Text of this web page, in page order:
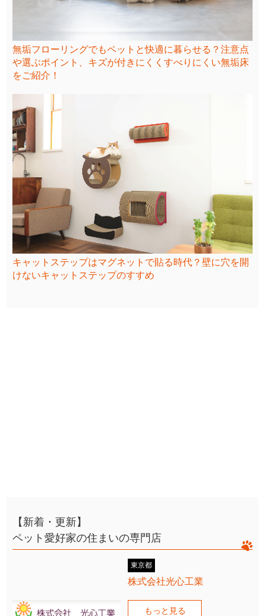
無垢フローリングでもペットと快適に暮らせる？注意点
や選ぶポイント、キズが付きにくくすべりにくい無垢床
をご紹介！
キャットステップはマグネットで貼る時代？壁に穴を開
けないキャットステップのすすめ
【新着・更新】
ペット愛好家の住まいの専門店
東京都
株式会社光心工業
もっと見る